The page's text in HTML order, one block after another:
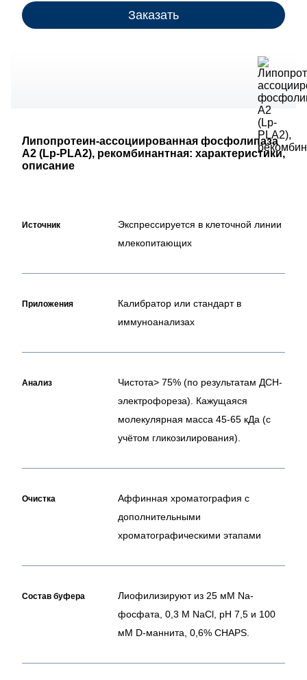
Заказать
Липопротеин-ассоциированная фосфолипаза
A2 (Lp-PLA2), рекомбинантная: характеристики,
описание
Источник
Экспрессируется в клеточной линии
млекопитающих
Приложения
Калибратор или стандарт в
иммуноанализах
Анализ
Чистота> 75% (по результатам ДСН-
электрофореза). Кажущаяся
молекулярная масса 45-65 кДа (с
учётом гликозилирования).
Очистка
Аффинная хроматография с
дополнительными
хроматографическими этапами
Состав буфера
Лиофилизируют из 25 мМ Na-
фосфата, 0,3 М NaCl, pH 7,5 и 100
мМ D-маннита, 0,6% CHAPS.